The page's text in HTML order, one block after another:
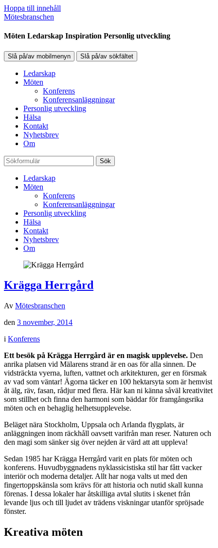
Hoppa till innehåll
Mötesbranschen
Möten Ledarskap Inspiration Personlig utveckling
Slå på/av mobilmenyn Slå på/av sökfältet
Ledarskap
Möten
Konferens
Konferensanläggningar
Personlig utveckling
Hälsa
Kontakt
Nyhetsbrev
Om
Sök
Ledarskap
Möten
Konferens
Konferensanläggningar
Personlig utveckling
Hälsa
Kontakt
Nyhetsbrev
Om
Krägga Herrgård
Av Mötesbranschen
den 3 november, 2014
i Konferens
Ett besök på Krägga Herrgård är en magisk upplevelse. Den
anrika platsen vid Mälarens strand är en oas för alla sinnen. De
vidsträckta vyerna, luften, vattnet och arkitekturen, ger en försmak
av vad som väntar! Ägorna täcker en 100 hektarsyta som är hemvist
åt älg, räv, fasan, rådjur med flera. Här kan ni känna såväl kreativitet
som stillhet och finna den harmoni som bäddar för framgångsrika
möten och en behaglig helhetsupplevelse.
Beläget nära Stockholm, Uppsala och Arlanda flygplats, är
anläggningen inom räckhåll oavsett varifrån man reser. Naturen och
den magi som sänker sig över nejden är värd att att uppleva!
Sedan 1985 har Krägga Herrgård varit en plats för möten och
konferens. Huvudbyggnadens nyklassicistiska stil har fått vacker
interiör och moderna detaljer. Allt har noga valts ut med den
fingertoppskänsla som krävs för att historia och nutid skall kunna
förenas. I dessa lokaler har åtskilliga avtal slutits i skenet från
levande ljus och till ljudet av trädens viskningar utanför spröjsade
fönster.
Kreativa möten